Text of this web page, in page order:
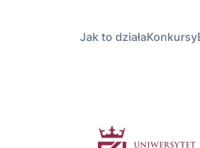
Jak to działaKonkursy